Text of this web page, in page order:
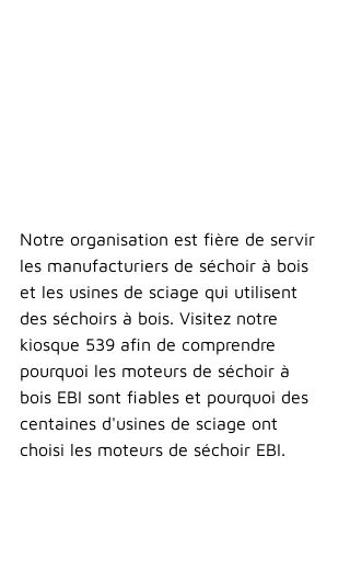
Notre organisation est fière de servir
les manufacturiers de séchoir à bois
et les usines de sciage qui utilisent
des séchoirs à bois. Visitez notre
kiosque 539 afin de comprendre
pourquoi les moteurs de séchoir à
bois EBI sont fiables et pourquoi des
centaines d'usines de sciage ont
choisi les moteurs de séchoir EBI.